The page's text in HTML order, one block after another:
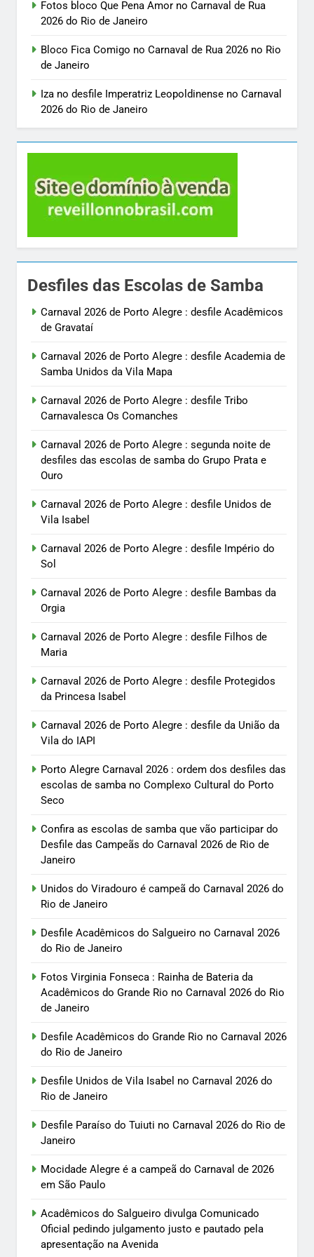
Fotos bloco Que Pena Amor no Carnaval de Rua
2026 do Rio de Janeiro
Bloco Fica Comigo no Carnaval de Rua 2026 no Rio
de Janeiro
Iza no desfile Imperatriz Leopoldinense no Carnaval
2026 do Rio de Janeiro
Desfiles das Escolas de Samba
Carnaval 2026 de Porto Alegre : desfile Acadêmicos
de Gravataí
Carnaval 2026 de Porto Alegre : desfile Academia de
Samba Unidos da Vila Mapa
Carnaval 2026 de Porto Alegre : desfile Tribo
Carnavalesca Os Comanches
Carnaval 2026 de Porto Alegre : segunda noite de
desfiles das escolas de samba do Grupo Prata e
Ouro
Carnaval 2026 de Porto Alegre : desfile Unidos de
Vila Isabel
Carnaval 2026 de Porto Alegre : desfile Império do
Sol
Carnaval 2026 de Porto Alegre : desfile Bambas da
Orgia
Carnaval 2026 de Porto Alegre : desfile Filhos de
Maria
Carnaval 2026 de Porto Alegre : desfile Protegidos
da Princesa Isabel
Carnaval 2026 de Porto Alegre : desfile da União da
Vila do IAPI
Porto Alegre Carnaval 2026 : ordem dos desfiles das
escolas de samba no Complexo Cultural do Porto
Seco
Confira as escolas de samba que vão participar do
Desfile das Campeãs do Carnaval 2026 de Rio de
Janeiro
Unidos do Viradouro é campeã do Carnaval 2026 do
Rio de Janeiro
Desfile Acadêmicos do Salgueiro no Carnaval 2026
do Rio de Janeiro
Fotos Virginia Fonseca : Rainha de Bateria da
Acadêmicos do Grande Rio no Carnaval 2026 do Rio
de Janeiro
Desfile Acadêmicos do Grande Rio no Carnaval 2026
do Rio de Janeiro
Desfile Unidos de Vila Isabel no Carnaval 2026 do
Rio de Janeiro
Desfile Paraíso do Tuiuti no Carnaval 2026 do Rio de
Janeiro
Mocidade Alegre é a campeã do Carnaval de 2026
em São Paulo
Acadêmicos do Salgueiro divulga Comunicado
Oficial pedindo julgamento justo e pautado pela
apresentação na Avenida